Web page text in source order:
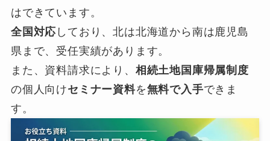
はできています。
全国対応 しており、北は北海道から南は鹿児島
県まで、受任実績があります。
また、資料請求により、 相続土地国庫帰属制度
の個人向けセミナー資料を無料で入手できま
す。